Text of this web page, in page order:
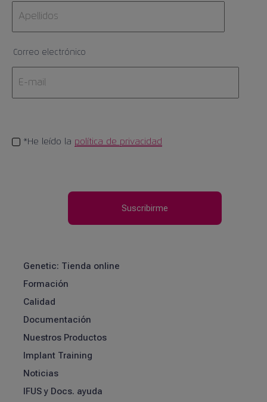
Correo electrónico
*He leído la política de privacidad
Genetic: Tienda online
Formación
Calidad
Documentación
Nuestros Productos
Implant Training
Noticias
IFUS y Docs. ayuda